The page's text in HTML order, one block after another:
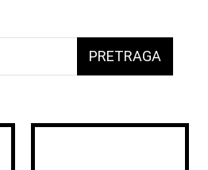
PRETRAGA